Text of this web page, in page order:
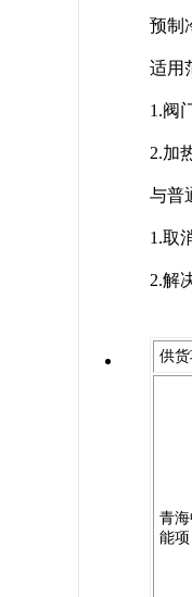
预制
适用
1.阀
2.加
与普
1.取
2.解
供货
青
能项